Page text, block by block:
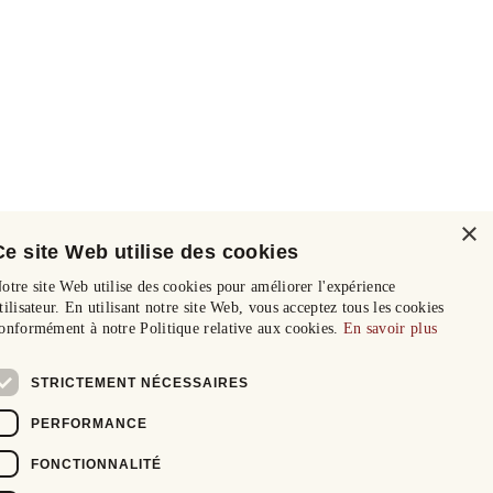
×
site Web utilise des cookies
site Web utilise des cookies pour améliorer l'expérience
En utilisant notre site Web, vous acceptez tous les cookies
à notre Politique relative aux cookies. En savoir plus
STRICTEMENT NÉCESSAIRES
PERFORMANCE
FONCTIONNALITÉ